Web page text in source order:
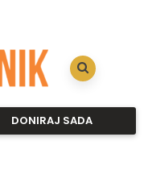
DONIRAJ SADA